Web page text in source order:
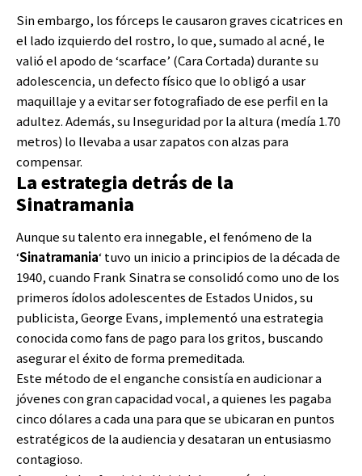
Sin embargo, los fórceps le causaron graves cicatrices en
el lado izquierdo del rostro, lo que, sumado al acné, le
valió el apodo de ‘scarface’ (Cara Cortada) durante su
adolescencia, un defecto físico que lo obligó a usar
maquillaje y a evitar ser fotografiado de ese perfil en la
adultez. Además, su Inseguridad por la altura (medía 1.70
metros) lo llevaba a usar zapatos con alzas para
compensar.
La estrategia detrás de la
Sinatramania
Aunque su talento era innegable, el fenómeno de la
‘Sinatramania‘ tuvo un inicio a principios de la década de
1940, cuando Frank Sinatra se consolidó como uno de los
primeros ídolos adolescentes de Estados Unidos, su
publicista, George Evans, implementó una estrategia
conocida como fans de pago para los gritos, buscando
asegurar el éxito de forma premeditada.
Este método de el enganche consistía en audicionar a
jóvenes con gran capacidad vocal, a quienes les pagaba
cinco dólares a cada una para que se ubicaran en puntos
estratégicos de la audiencia y desataran un entusiasmo
contagioso.